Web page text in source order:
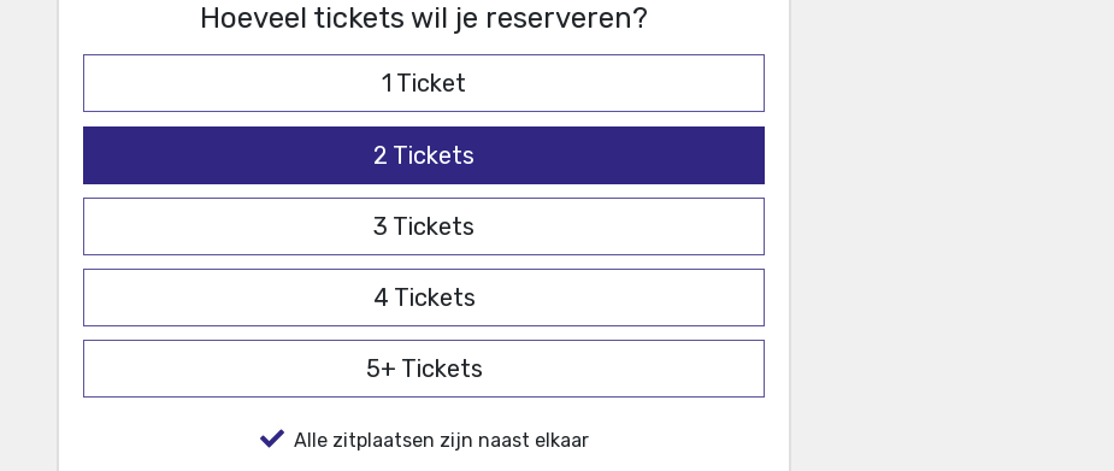
Hoeveel tickets wil je reserveren?
1 Ticket
2 Tickets
3 Tickets
4 Tickets
5+ Tickets
Alle zitplaatsen zijn naast elkaar